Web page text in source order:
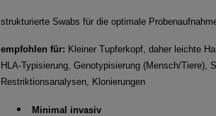
strukturierte Swabs für die optimale
empfohlen für: Kleiner Tupferkopf, daher leichte
HLA-Typisierung, Genotypisierung (Mensch/Tiere),
Restriktionsanalysen, Klonierungen
Minimal invasiv